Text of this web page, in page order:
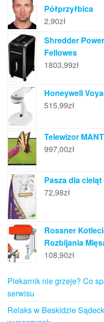
Półprzyłbica
2,90zł
Shredder
Fellowes
1803,99zł
Honeywell
515,99zł
Telewizor
997,00zł
Pasza dla
72,98zł
Rossner
Rozbijania
108,90zł
Piekarnik nie grzeje? Co
serwisu
Relaks w Beskidzie